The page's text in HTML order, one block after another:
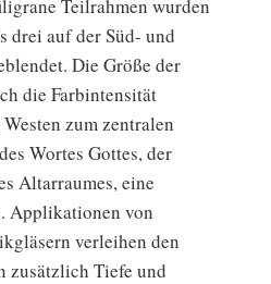
Teilrahmen wurden
drei auf der Süd- und
Die Größe der
die Farbintensität
zum zentralen
Wortes Gottes, der
Altarraumes, eine
Applikationen von
verleihen den
zusätzlich Tiefe und